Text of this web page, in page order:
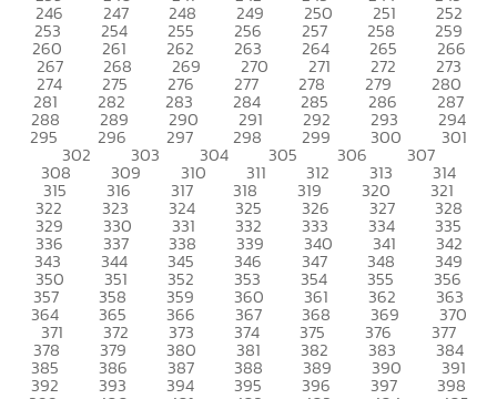
246 247 248 249 250 251 252
253 254 255 256 257 258 259
260 261 262 263 264 265 266
267 268 269 270 271 272 273
274 275 276 277 278 279 280
281 282 283 284 285 286 287
288 289 290 291 292 293 294
295 296 297 298 299 300 301
302 303 304 305 306 307
308 309 310 311 312 313 314
315 316 317 318 319 320 321
322 323 324 325 326 327 328
329 330 331 332 333 334 335
336 337 338 339 340 341 342
343 344 345 346 347 348 349
350 351 352 353 354 355 356
357 358 359 360 361 362 363
364 365 366 367 368 369 370
371 372 373 374 375 376 377
378 379 380 381 382 383 384
385 386 387 388 389 390 391
392 393 394 395 396 397 398